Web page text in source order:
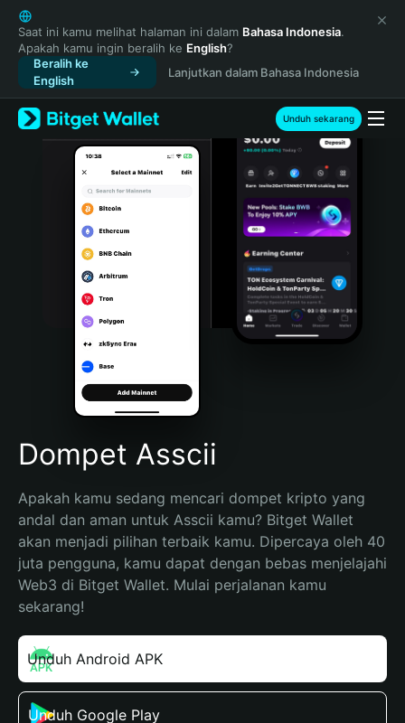
English
日本語
Tiếng Việt
Русский
Español (Latinoamérica)
Türkçe
Italiano
Português (Portugal)
Bahasa Indonesia
Português (Brasil)
Español (Argentina)
Saat ini kamu melihat halaman ini dalam Bahasa Indonesia.
Apakah kamu ingin beralih ke English?
Beralih ke
English
Lanjutkan dalam Bahasa Indonesia
Unduh sekarang
Dompet Asscii
Apakah kamu sedang mencari dompet kripto yang
andal dan aman untuk Asscii kamu? Bitget Wallet
akan menjadi pilihan terbaik kamu. Dipercaya oleh 40
juta pengguna, kamu dapat dengan bebas menjelajahi
Web3 di Bitget Wallet. Mulai perjalanan kamu
sekarang!
Unduh Android APK
Unduh Google Play